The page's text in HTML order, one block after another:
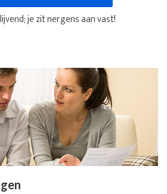
je zit nergens aan vast!